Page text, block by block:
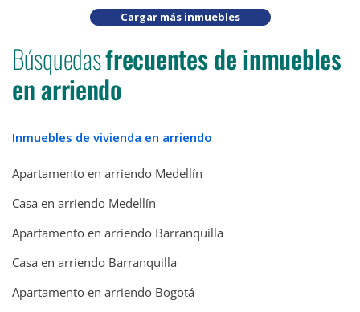
Cargar más inmuebles
Búsquedasfrecuentes de inmuebles
en arriendo
Inmuebles de vivienda en arriendo
Apartamento en arriendo Medellín
Casa en arriendo Medellín
Apartamento en arriendo Barranquilla
Casa en arriendo Barranquilla
Apartamento en arriendo Bogotá